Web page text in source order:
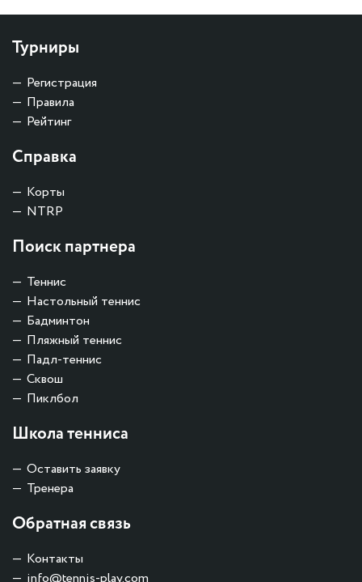
Турниры
Регистрация
Правила
Рейтинг
Справка
Корты
NTRP
Поиск партнера
Теннис
Настольный теннис
Бадминтон
Пляжный теннис
Падл-теннис
Сквош
Пиклбол
Школа тенниса
Оставить заявку
Тренера
Обратная связь
Контакты